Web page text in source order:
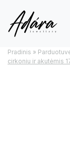
Pradinis »
cirkoniu ir akutėmis